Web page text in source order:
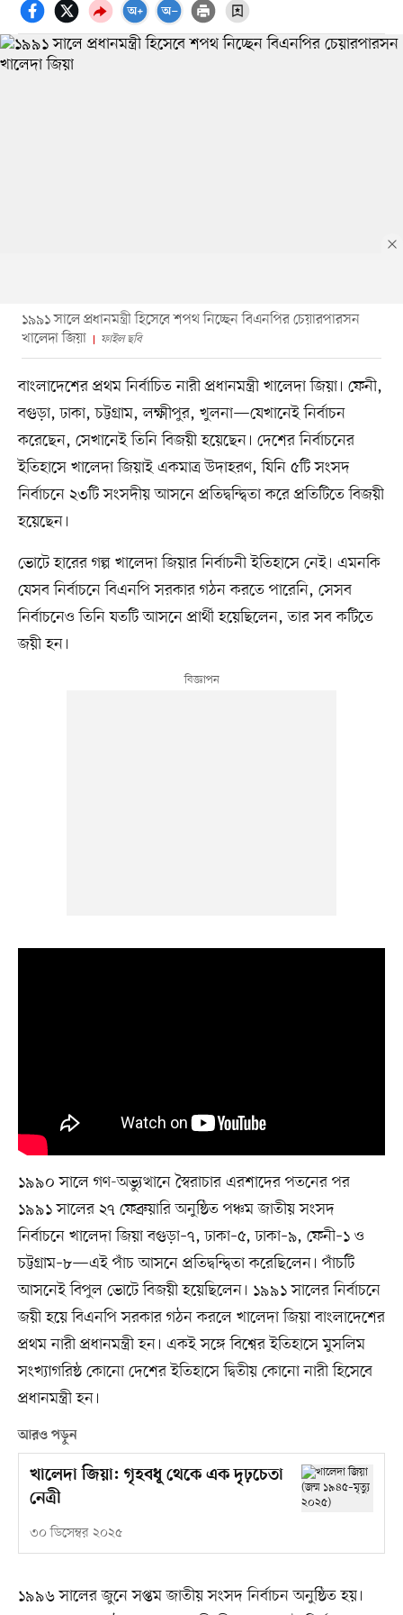
১৯৯১ সালে প্রধানমন্ত্রী হিসেবে শপথ নিচ্ছেন বিএনপির চেয়ারপারসন
খালেদা জিয়া
ফাইল ছবি
বাংলাদেশের প্রথম নির্বাচিত নারী প্রধানমন্ত্রী খালেদা জিয়া। ফেনী,
বগুড়া, ঢাকা, চট্টগ্রাম, লক্ষ্মীপুর, খুলনা—যেখানেই নির্বাচন
করেছেন, সেখানেই তিনি বিজয়ী হয়েছেন। দেশের নির্বাচনের
ইতিহাসে খালেদা জিয়াই একমাত্র উদাহরণ, যিনি ৫টি সংসদ
নির্বাচনে ২৩টি সংসদীয় আসনে প্রতিদ্বন্দ্বিতা করে প্রতিটিতে বিজয়ী
হয়েছেন।
ভোটে হারের গল্প খালেদা জিয়ার নির্বাচনী ইতিহাসে নেই। এমনকি
যেসব নির্বাচনে বিএনপি সরকার গঠন করতে পারেনি, সেসব
নির্বাচনেও তিনি যতটি আসনে প্রার্থী হয়েছিলেন, তার সব কটিতে
জয়ী হন।
১৯৯০ সালে গণ-অভ্যুত্থানে স্বৈরাচার এরশাদের পতনের পর
১৯৯১ সালের ২৭ ফেব্রুয়ারি অনুষ্ঠিত পঞ্চম জাতীয় সংসদ
নির্বাচনে খালেদা জিয়া বগুড়া–৭, ঢাকা–৫, ঢাকা–৯, ফেনী–১ ও
চট্টগ্রাম–৮—এই পাঁচ আসনে প্রতিদ্বন্দ্বিতা করেছিলেন। পাঁচটি
আসনেই বিপুল ভোটে বিজয়ী হয়েছিলেন। ১৯৯১ সালের নির্বাচনে
জয়ী হয়ে বিএনপি সরকার গঠন করলে খালেদা জিয়া বাংলাদেশের
প্রথম নারী প্রধানমন্ত্রী হন। একই সঙ্গে বিশ্বের ইতিহাসে মুসলিম
সংখ্যাগরিষ্ঠ কোনো দেশের ইতিহাসে দ্বিতীয় কোনো নারী হিসেবে
প্রধানমন্ত্রী হন।
আরও পড়ুন
খালেদা জিয়া: গৃহবধূ থেকে এক দৃঢ়চেতা
নেত্রী
৩০ ডিসেম্বর ২০২৫
১৯৯৬ সালের জুনে সপ্তম জাতীয় সংসদ নির্বাচন অনুষ্ঠিত হয়।